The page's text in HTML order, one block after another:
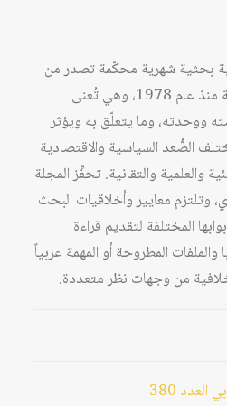
بحثية شهرية محكّمة تصدر من
مركز دراسات الوحدة العربية منذ عام 1978، وهي تُعنى
ووحدته، وما يتعلّق به ويؤثر
الصُّعد السياسية والاقتصادية
والعلمية والتقانية. تحفِّز المجلة
وتلتزم معايير وأخلاقيات البحث
المختلفة لتقديم قراءة
المطروحة أو المهمة عربياً
من وجهات نظر متعددة.
380